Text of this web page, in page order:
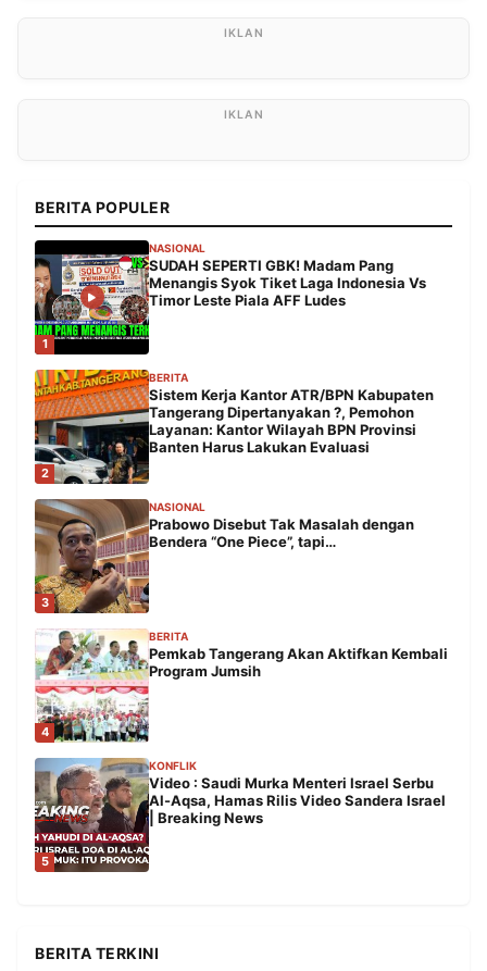
BERITA POPULER
1
NASIONAL
SUDAH SEPERTI GBK! Madam Pang
Menangis Syok Tiket Laga Indonesia Vs
Timor Leste Piala AFF Ludes
2
BERITA
Sistem Kerja Kantor ATR/BPN Kabupaten
Tangerang Dipertanyakan ?, Pemohon
Layanan: Kantor Wilayah BPN Provinsi
Banten Harus Lakukan Evaluasi
3
NASIONAL
Prabowo Disebut Tak Masalah dengan
Bendera “One Piece”, tapi…
4
BERITA
Pemkab Tangerang Akan Aktifkan Kembali
Program Jumsih
5
KONFLIK
Video : Saudi Murka Menteri Israel Serbu
Al-Aqsa, Hamas Rilis Video Sandera Israel
| Breaking News
BERITA TERKINI